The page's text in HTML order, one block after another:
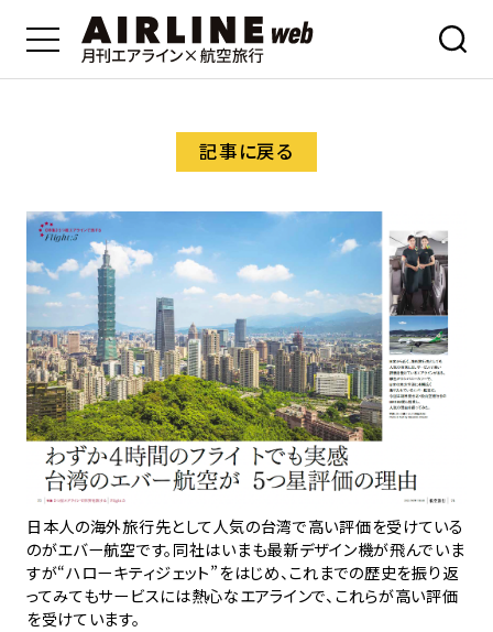
記事に戻る
日本人の海外旅行先として人気の台湾で高い評価を受けている
のがエバー航空です。同社はいまも最新デザイン機が飛んでいま
すが“ハローキティジェット”をはじめ、これまでの歴史を振り返
ってみてもサービスには熱心なエアラインで、これらが高い評価
を受けています。